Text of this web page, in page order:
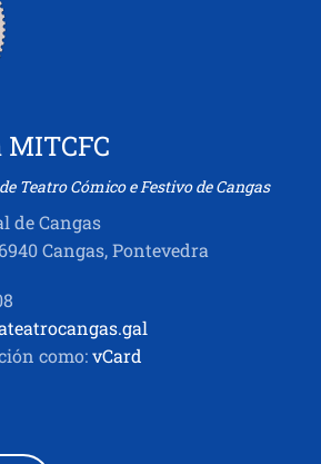
Teatro Cómico e Festivo de Cangas
de Cangas
Cangas, Pontevedra
como:vCard